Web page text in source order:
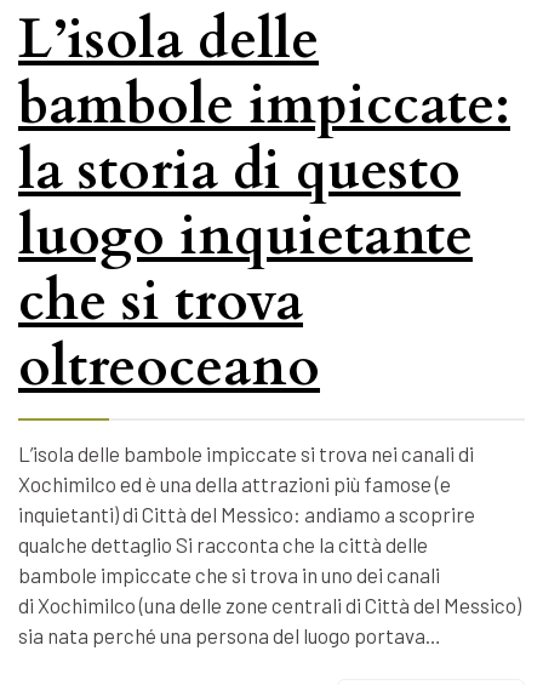
L’isola delle
bambole impiccate:
la storia di questo
luogo inquietante
che si trova
oltreoceano
L’isola delle bambole impiccate si trova nei canali di
Xochimilco ed è una della attrazioni più famose (e
inquietanti) di Città del Messico: andiamo a scoprire
qualche dettaglio Si racconta che la città delle
bambole impiccate che si trova in uno dei canali
di Xochimilco (una delle zone centrali di Città del Messico)
sia nata perché una persona del luogo portava…